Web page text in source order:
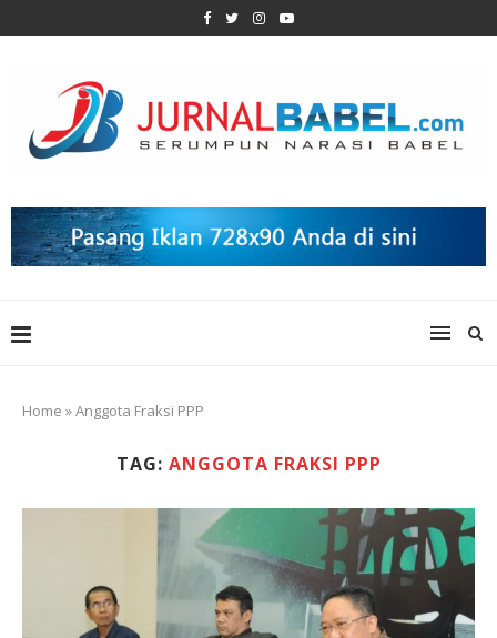
Home »Anggota Fraksi PPP
TAG: ANGGOTA FRAKSI PPP